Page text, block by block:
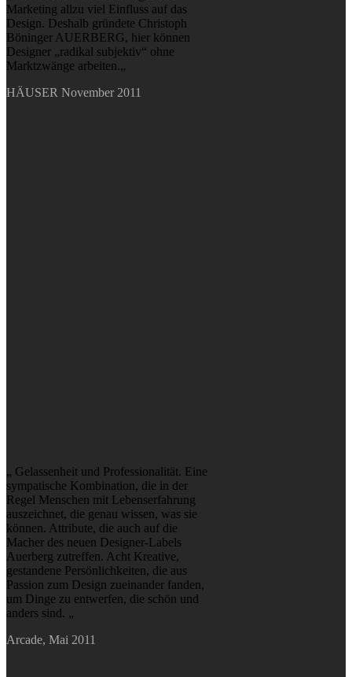
Marketing allzu viel Einfluss auf das
Design. Deshalb gründete Christoph
Böninger AUERBERG, hier können
Designer „radikal subjektiv“ ohne
Marktzwänge arbeiten.„
HÄUSER November 2011
„ Gelassenheit und Professionalität. Eine
sympatische Kombination, die in der
Regel Menschen mit Lebenserfahrung
auszeichnet, die genau wissen, was sie
können. Attribute, die auch auf die
Macher des neuen Designer-Labels
Auerberg zutreffen. Acht Kreative,
gestandene Persönlichkeiten, die aus
Passion zum Design zueinander fanden,
um Dinge zu entwerfen, die schön und
anders sind. „
Arcade, Mai 2011